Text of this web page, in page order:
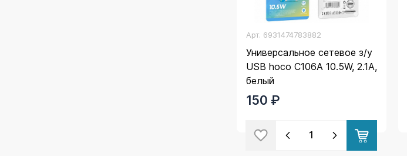
Арт. 6931474783882
Универсальное сетевое з/у
USB hoco C106A 10.5W, 2.1A,
белый
150 ₽